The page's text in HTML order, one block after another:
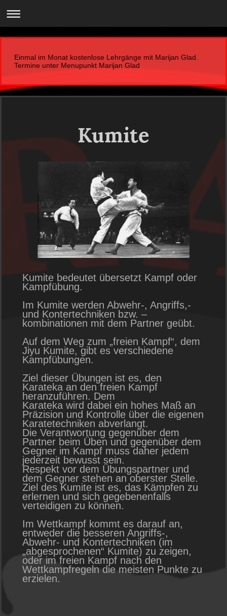
Einmal im Monat kostenlose Lehrgänge mit Marijan Glad.
Termine unter Menupunkt Marijan Glad
Kumite
Kumite bedeutet übersetzt Kampf oder
Kampfübung.
Im Kumite werden Abwehr-, Angriffs,-
und Kontertechniken bzw. –
kombinationen mit dem Partner geübt.
Auf dem Weg zum „freien Kampf“, dem
Jiyu Kumite, gibt es verschiedene
Kampfübungen.
Ziel dieser Übungen ist es, den
Karateka an den freien Kampf
heranzuführen. Dem
Karateka wird dabei ein hohes Maß an
Präzision und Kontrolle über die eigenen
Karatetechniken abverlangt.
Die Verantwortung gegenüber dem
Partner beim Üben und gegenüber dem
Gegner im Kampf muss daher jedem
jederzeit bewusst sein.
Respekt vor dem Übungspartner und
dem Gegner stehen an oberster Stelle.
Ziel des Kumite ist es, das Kämpfen zu
erlernen und sich gegebenenfalls
verteidigen zu können.
Im Wettkampf kommt es darauf an,
entweder die besseren Angriffs-,
Abwehr- und Kontertechniken (im
„abgesprochenen“ Kumite) zu zeigen,
oder im freien Kampf nach den
Wettkampfregeln die meisten Punkte zu
erzielen.